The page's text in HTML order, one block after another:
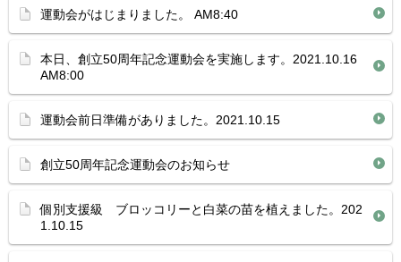
運動会がはじまりました。 AM8:40
本日、創立50周年記念運動会を実施します。2021.10.16
AM8:00
運動会前日準備がありました。2021.10.15
創立50周年記念運動会のお知らせ
個別支援級 ブロッコリーと白菜の苗を植えました。202
1.10.15